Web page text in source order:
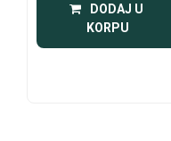
DODAJ U
KORPU